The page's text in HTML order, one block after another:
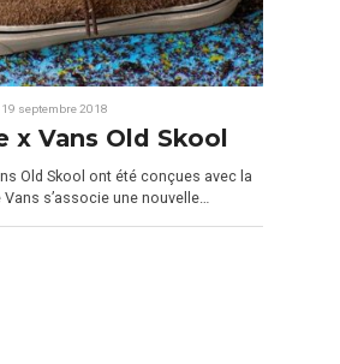
19 septembre 2018
x Vans Old Skool
Old Skool ont été conçues avec la
s’associe une nouvelle…